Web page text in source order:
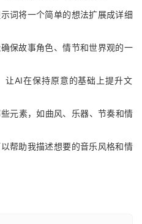
词将一个简单的想法扩展成详细
保故事角色、情节和世界观的一
让AI在保持原意的基础上提升文
元素，如曲风、乐器、节奏和情
帮助我描述想要的音乐风格和情